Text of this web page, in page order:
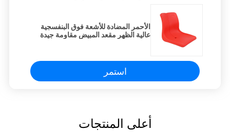
الأحمر المضادة للأشعة فوق البنفسجية
عالية الظهر مقعد المبيض مقاومة جيدة
استمر
أعلى المنتجات